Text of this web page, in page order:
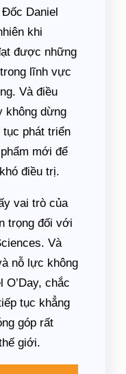
Daniel
khi
được những
lĩnh vực
Và điều
không dừng
tục phát triển
mới để
điều trị.
vai trò của
trọng đối với
Và
nỗ lực không
O’Day, chắc
tục khẳng
góp rất
giới.